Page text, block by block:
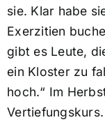
sie. Klar habe
Exerzitien
gibt es Leute,
ein Kloster zu
hoch.“ Im